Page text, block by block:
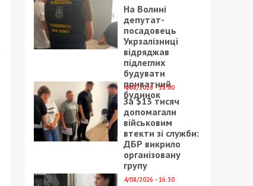
На Волині
депутат-
посадовець
Укрзалізниці
відряджав
підлеглих
будувати
приватний
будинок
4/08/2026 - 18:00
За $13 тисяч
допомагали
військовим
втекти зі служби:
ДБР викрило
організовану
групу
4/08/2026 - 16:30